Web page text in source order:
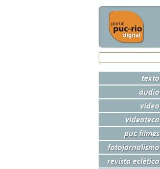
texto
áudio
vídeo
videoteca
puc filmes
fotojornalismo
revista eclética